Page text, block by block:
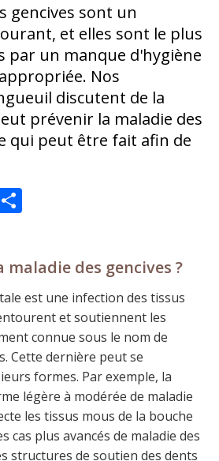
gencives sont un
et elles sont le plus
par un manque d'hygiène
Nos
discutent de la
prévenir la maladie des
qui peut être fait afin de
maladie des gencives ?
est une infection des tissus
et soutiennent les
connue sous le nom de
Cette dernière peut se
formes. Par exemple, la
légère à modérée de maladie
les tissus mous de la bouche
cas plus avancés de maladie des
structures de soutien des dents